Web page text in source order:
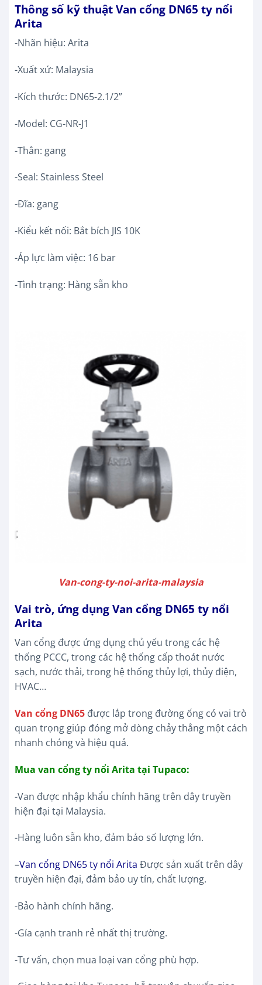
Thông số kỹ thuật Van cổng DN65 ty nổi
Arita
-Nhãn hiệu: Arita
-Xuất xứ: Malaysia
-Kích thước: DN65-2.1/2”
-Model: CG-NR-J1
-Thân: gang
-Seal: Stainless Steel
-Đĩa: gang
-Kiểu kết nối: Bắt bích JIS 10K
-Áp lực làm việc: 16 bar
-Tình trạng: Hàng sẵn kho
Van-cong-ty-noi-arita-malaysia
Vai trò, ứng dụng Van cổng DN65 ty nổi
Arita
Van cổng được ứng dụng chủ yếu trong các hệ
thống PCCC, trong các hệ thống cấp thoát nước
sạch, nước thải, trong hệ thống thủy lợi, thủy điện,
HVAC…
Van cổng DN65 được lắp trong đường ống có vai trò
quan trọng giúp đóng mở dòng chảy thẳng một cách
nhanh chóng và hiệu quả.
Mua van cổng ty nổi Arita tại Tupaco:
-Van được nhập khẩu chính hãng trên dây truyền
hiện đại tại Malaysia.
-Hàng luôn sẵn kho, đảm bảo số lượng lớn.
–Van cổng DN65 ty nổi Arita Được sản xuất trên dây
truyền hiện đại, đảm bảo uy tín, chất lượng.
-Bảo hành chính hãng.
-Gía cạnh tranh rẻ nhất thị trường.
-Tư vấn, chọn mua loại van cổng phù hợp.